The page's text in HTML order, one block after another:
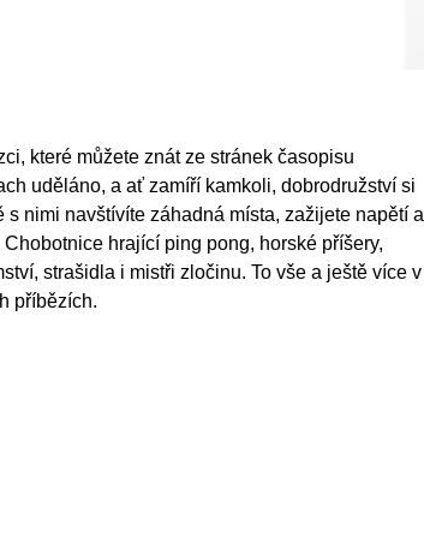
které můžete znát ze stránek časopisu
uděláno, a ať zamíří kamkoli, dobrodružství si
s nimi navštívíte záhadná místa, zažijete napětí a
hrající ping pong, horské příšery,
strašidla i mistři zločinu. To vše a ještě více v
příbězích.